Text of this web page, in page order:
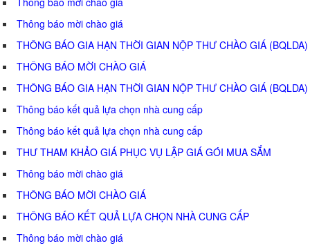
Thông báo mời chào giá
THÔNG BÁO GIA HẠN THỜI GIAN NỘP THƯ CHÀO GIÁ (BQLDA)
THÔNG BÁO MỜI CHÀO GIÁ
THÔNG BÁO GIA HẠN THỜI GIAN NỘP THƯ CHÀO GIÁ (BQLDA)
Thông báo kết quả lựa chọn nhà cung cấp
Thông báo kết quả lựa chọn nhà cung cấp
THƯ THAM KHẢO GIÁ PHỤC VỤ LẬP GIÁ GÓI MUA SẮM
Thông báo mời chào giá
THÔNG BÁO MỜI CHÀO GIÁ
THÔNG BÁO KẾT QUẢ LỰA CHỌN NHÀ CUNG CẤP
Thông báo mời chào giá